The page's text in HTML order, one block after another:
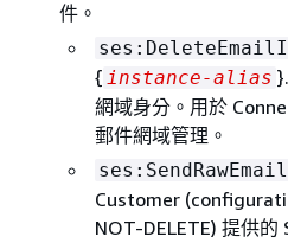
件。
{ instance-alias
網域身分。用於
郵件網域管理。
ses:SendRawEmail
Customer
NOT-DELETE) 提供的